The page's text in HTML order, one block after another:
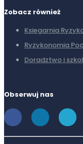
Zobacz również
Ksiegarnia
Ryzykonomia
Doradztwo i
Obserwuj nas